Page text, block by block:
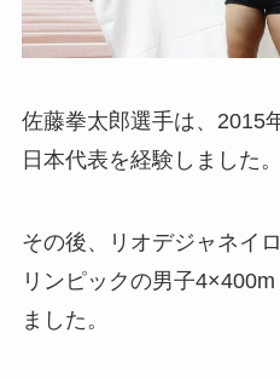
佐藤拳太郎選手は、2015
日本代表を経験しました。
その後、リオデジャネイ
リンピックの男子
ました。